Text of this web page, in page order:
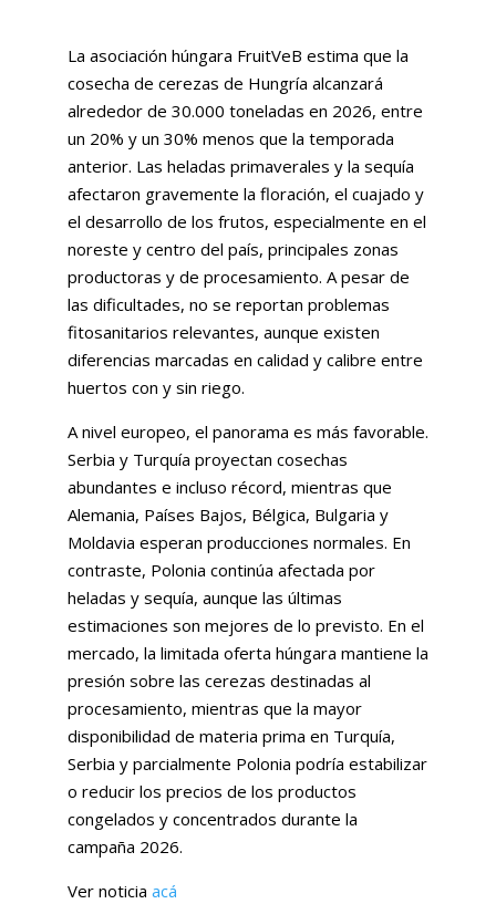
La asociación húngara FruitVeB estima que la
cosecha de cerezas de Hungría alcanzará
alrededor de 30.000 toneladas en 2026, entre
un 20% y un 30% menos que la temporada
anterior. Las heladas primaverales y la sequía
afectaron gravemente la floración, el cuajado y
el desarrollo de los frutos, especialmente en el
noreste y centro del país, principales zonas
productoras y de procesamiento. A pesar de
las dificultades, no se reportan problemas
fitosanitarios relevantes, aunque existen
diferencias marcadas en calidad y calibre entre
huertos con y sin riego.
A nivel europeo, el panorama es más favorable.
Serbia y Turquía proyectan cosechas
abundantes e incluso récord, mientras que
Alemania, Países Bajos, Bélgica, Bulgaria y
Moldavia esperan producciones normales. En
contraste, Polonia continúa afectada por
heladas y sequía, aunque las últimas
estimaciones son mejores de lo previsto. En el
mercado, la limitada oferta húngara mantiene la
presión sobre las cerezas destinadas al
procesamiento, mientras que la mayor
disponibilidad de materia prima en Turquía,
Serbia y parcialmente Polonia podría estabilizar
o reducir los precios de los productos
congelados y concentrados durante la
campaña 2026.
Ver noticia acá